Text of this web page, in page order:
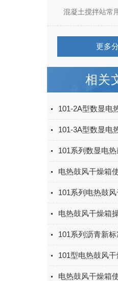
混凝土搅拌站常
更多
相关
101-2A型数显电
101-3A型数显电
101系列数显电热
电热鼓风干燥箱
101系列电热鼓风
电热鼓风干燥箱
101系列沥青新
101型电热鼓风干
电热鼓风干燥箱